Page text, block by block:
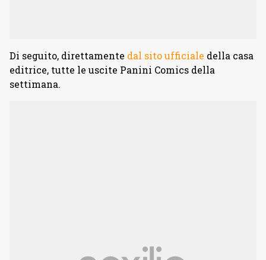
Di seguito, direttamente dal sito ufficiale della casa
editrice, tutte le uscite Panini Comics della
settimana.